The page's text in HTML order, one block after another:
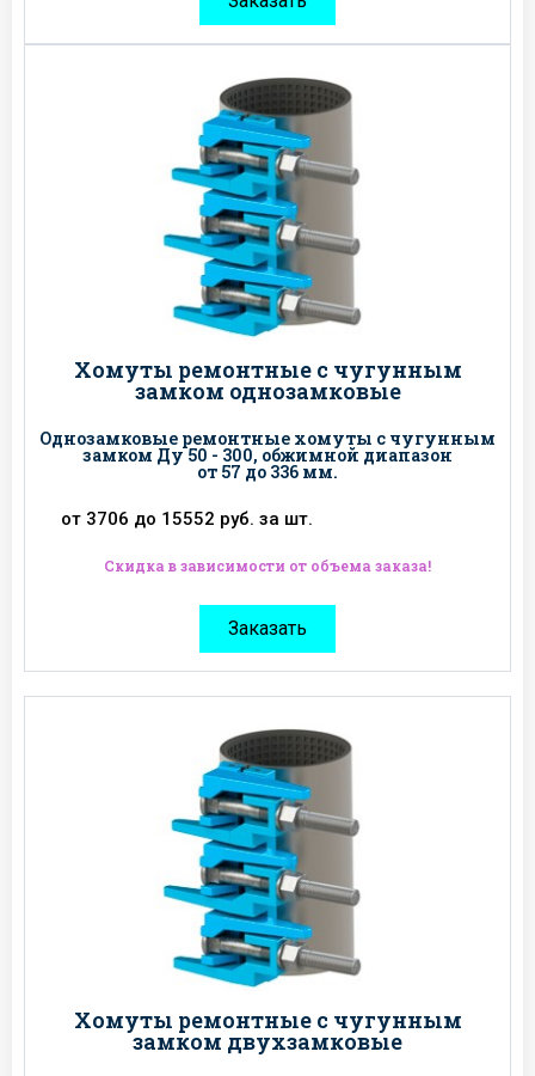
Хомуты ремонтные с чугунным
замком однозамковые
Однозамковые ремонтные хомуты с чугунным
замком Ду 50 - 300, обжимной диапазон
от 57 до 336 мм.
от 3706 до 15552 руб. за шт.
Скидка в зависимости от объема заказа!
Заказать
Хомуты ремонтные с чугунным
замком двухзамковые